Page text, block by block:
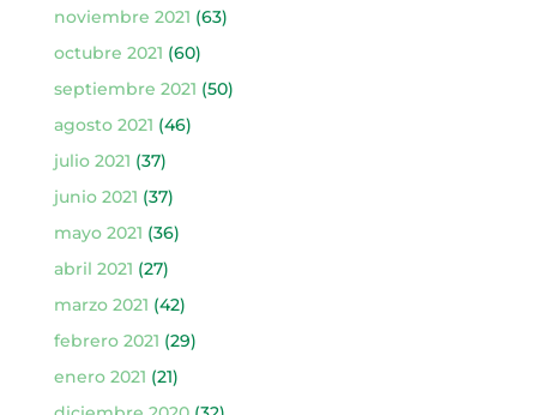
noviembre 2021 (63)
octubre 2021 (60)
septiembre 2021 (50)
agosto 2021 (46)
julio 2021 (37)
junio 2021 (37)
mayo 2021 (36)
abril 2021 (27)
marzo 2021 (42)
febrero 2021 (29)
enero 2021 (21)